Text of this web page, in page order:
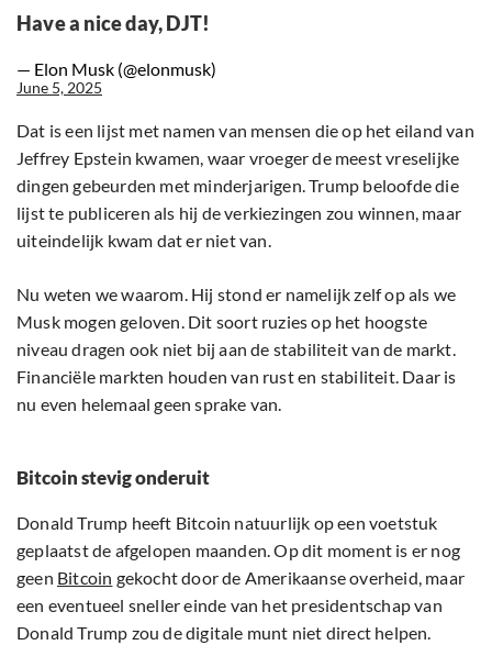
Have a nice day, DJT!
— Elon Musk (@elonmusk)
June 5, 2025
Dat is een lijst met namen van mensen die op het eiland van
Jeffrey Epstein kwamen, waar vroeger de meest vreselijke
dingen gebeurden met minderjarigen. Trump beloofde die
lijst te publiceren als hij de verkiezingen zou winnen, maar
uiteindelijk kwam dat er niet van.
Nu weten we waarom. Hij stond er namelijk zelf op als we
Musk mogen geloven. Dit soort ruzies op het hoogste
niveau dragen ook niet bij aan de stabiliteit van de markt.
Financiële markten houden van rust en stabiliteit. Daar is
nu even helemaal geen sprake van.
Bitcoin stevig onderuit
Donald Trump heeft Bitcoin natuurlijk op een voetstuk
geplaatst de afgelopen maanden. Op dit moment is er nog
geen Bitcoin gekocht door de Amerikaanse overheid, maar
een eventueel sneller einde van het presidentschap van
Donald Trump zou de digitale munt niet direct helpen.